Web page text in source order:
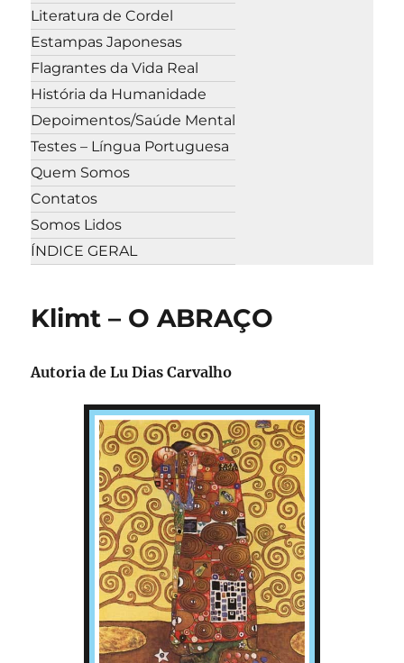
Literatura de Cordel
Estampas Japonesas
Flagrantes da Vida Real
História da Humanidade
Depoimentos/Saúde Mental
Testes – Língua Portuguesa
Quem Somos
Contatos
Somos Lidos
ÍNDICE GERAL
Klimt – O ABRAÇO
Autoria de Lu Dias Carvalho